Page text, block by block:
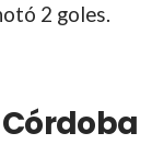
2 goles.